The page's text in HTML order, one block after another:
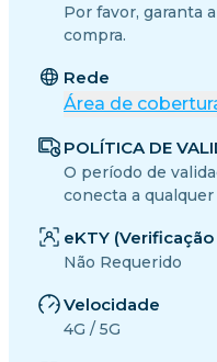
Por favor, garanta
compra.
Rede
Área de
POLÍTICA DE
O período de
conecta a
eKTY
Não Requerido
Velocidade
4G / 5G